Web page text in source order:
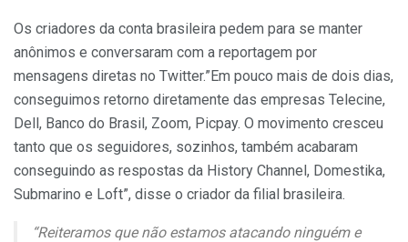
Os criadores da conta brasileira pedem para se manter
anônimos e conversaram com a reportagem por
mensagens diretas no Twitter.”Em pouco mais de dois dias,
conseguimos retorno diretamente das empresas Telecine,
Dell, Banco do Brasil, Zoom, Picpay. O movimento cresceu
tanto que os seguidores, sozinhos, também acabaram
conseguindo as respostas da History Channel, Domestika,
Submarino e Loft”, disse o criador da filial brasileira.
“Reiteramos que não estamos atacando ninguém e